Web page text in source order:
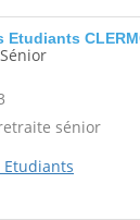
Etudiants
sénior
Etudiants